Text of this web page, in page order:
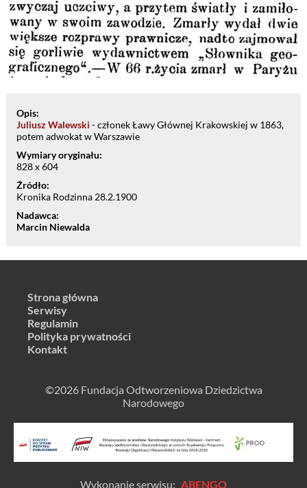
Opis:
Juliusz Walewski - członek Ławy Głównej Krakowskiej w 1863,
potem adwokat w Warszawie
Wymiary oryginału:
828 x 604
Źródło:
Kronika Rodzinna 28.2.1900
Nadawca:
Marcin Niewalda
Strona główna
Serwisy
Regulamin
Polityka prywatności
Kontakt
©2026 Fundacja Odtworzeniowa Dziedzictwa
Narodowego
Wykonanie serwisu: ABENGO